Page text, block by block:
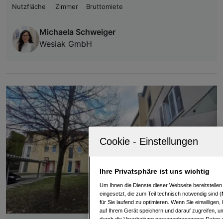
Nutzfläche Zimmer Bruttomiete
Michaela Schweiger
Wesiak GmbH
Ihre Privatsphäre ist uns wichtig
Um Ihnen die Dienste dieser Webseite
eingesetzt, die zum Teil technisch notwendig sind (
für Sie laufend zu optimieren. Wenn Sie
auf Ihrem Gerät speichern und darauf zugreifen,